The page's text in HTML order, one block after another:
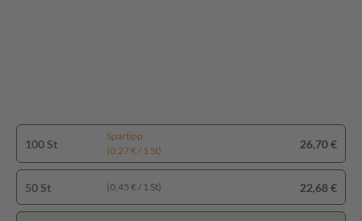
100 St
Spartipp
(0,27 € / 1 St)
26,70 €
50 St (0,45 € / 1 St) 22,68 €